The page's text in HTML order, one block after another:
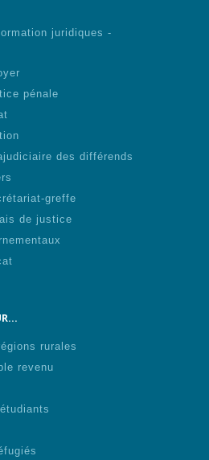
juridiques -
pénale
des différends
greffe
de justice
rurales
revenu